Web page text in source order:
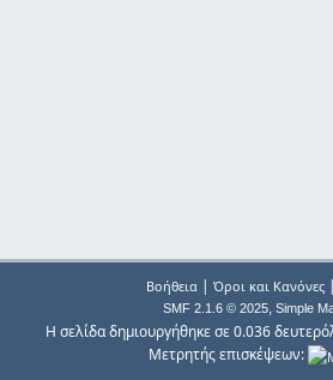
Βοήθεια| Όροι και Κανόνες|
SMF 2.1.6 © 2025, Simple
Η σελίδα δημιουργήθηκε σε 0.036
Μετρητής επισκέψεων: